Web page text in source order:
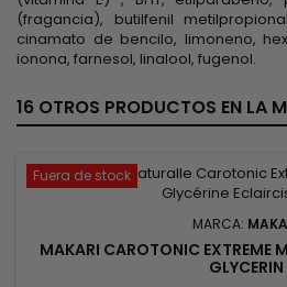
(fragancia), butilfenil
cinamato de bencilo, limoneno,
ionona, farnesol, linalool, fugenol.
16 OTROS PRODUCTOS EN LA
Fuera de stock
MARCA:
MAKARI CAROTONIC EXTREME
GLYCERIN